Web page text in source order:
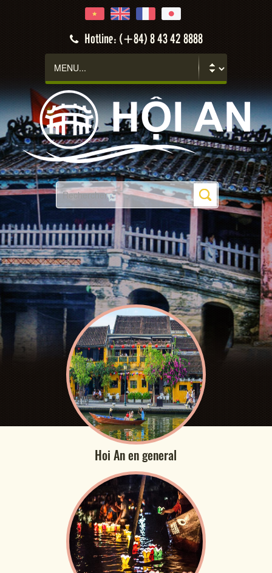
Hotline: (+84) 8 43 42 8888
Hoi An en general